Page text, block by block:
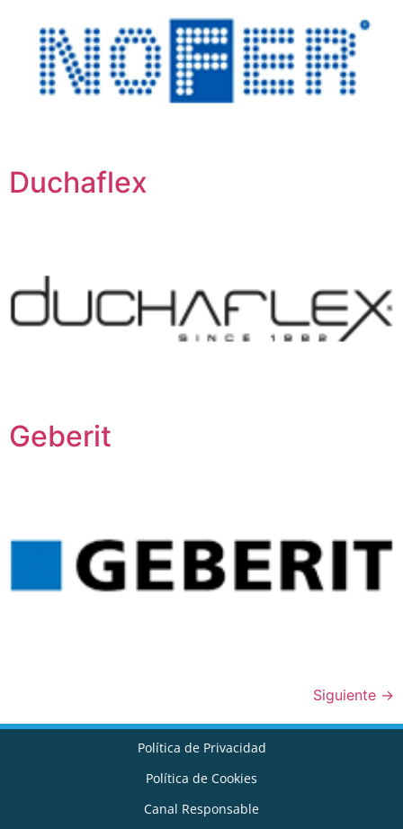
Duchaflex
Geberit
Siguiente →
Política de Privacidad
Política de Cookies
Canal Responsable